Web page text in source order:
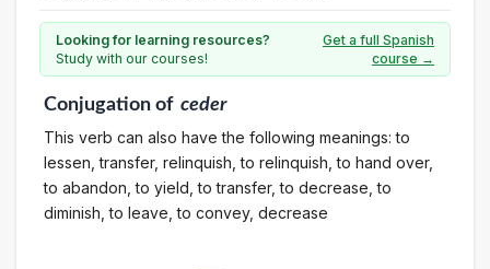
Looking for learning resources?
Study with our courses!
Get a full Spanish
course →
Conjugationof ceder
This verb can also have the following meanings: to
lessen, transfer, relinquish, to relinquish, to hand over,
to abandon, to yield, to transfer, to decrease, to
diminish, to leave, to convey, decrease